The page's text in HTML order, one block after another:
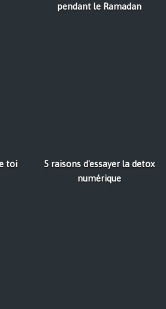
pendant le Ramadan
toi
5 raisons d'essayer la detox
numérique